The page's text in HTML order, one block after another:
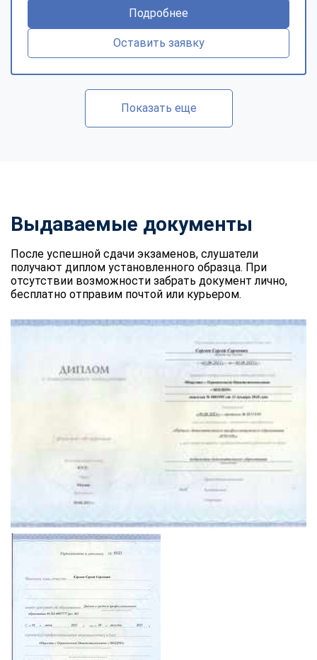
Подробнее
Оставить заявку
Показать еще
Выдаваемые документы
После успешной сдачи экзаменов, слушатели
получают диплом установленного образца. При
отсутствии возможности забрать документ лично,
бесплатно отправим почтой или курьером.